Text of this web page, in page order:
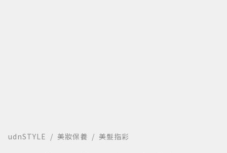
udnSTYLE 美妝保養 美髮指彩